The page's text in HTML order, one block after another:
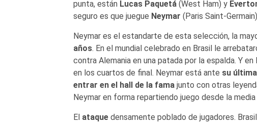
punta, están Lucas Paquetá (West Ham) y
seguro es que juegue Neymar (Paris Saint-
Neymar es el estandarte de esta selección, la
años. En el mundial celebrado en Brasil le
contra Alemania en una patada por la espalda. Y
en los cuartos de final. Neymar está ante su
entrar en el hall de la famajunto con otras
Neymar en forma repartiendo juego desde la media
El ataquedensamente poblado de jugadores.